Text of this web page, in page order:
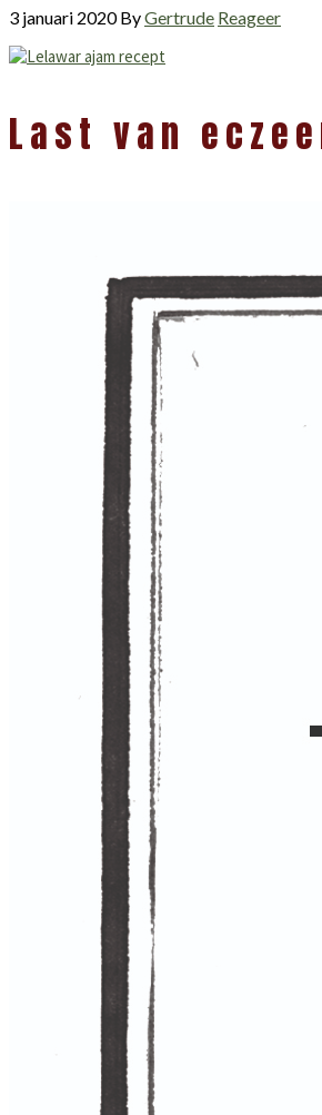
3 januari 2020ByGertrude Reageer
Interacties
Last van